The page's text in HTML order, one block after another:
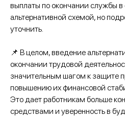
выплаты по окончании службы в
альтернативной схемой, но
уточнить.
📌 В целом, введение
окончании трудовой
значительным шагом к защите
повышению их финансовой
Это дает работникам больше
средствами и уверенность в